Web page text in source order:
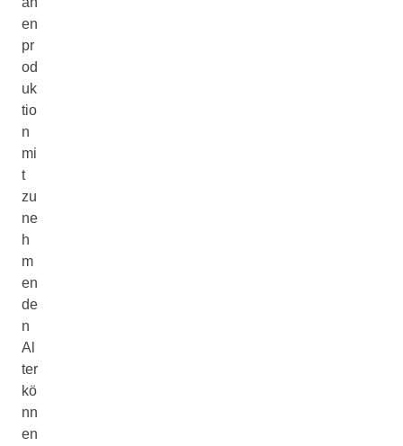
en
pr
od
uk
tio
n
mi
t
zu
ne
h
m
en
de
n
Al
ter
kö
nn
en